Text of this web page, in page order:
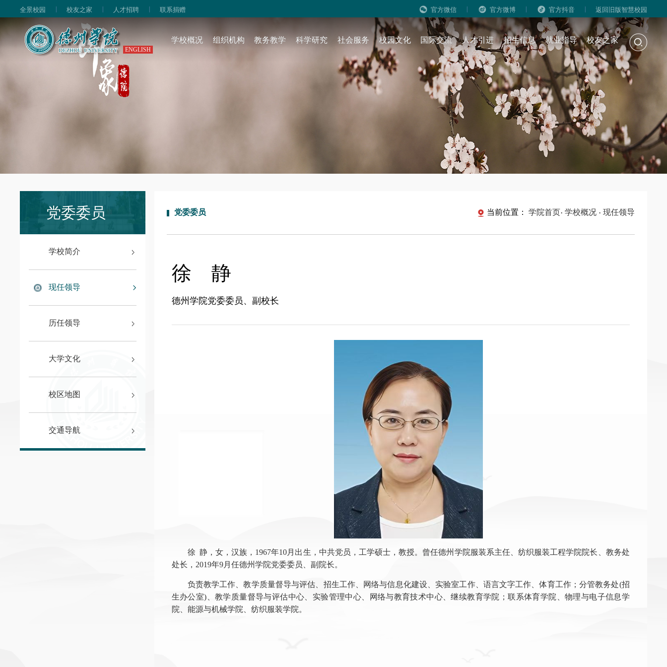
全景校园 | 校友之家 | 人才招聘 | 联系捐赠 官方微信 | 官方微博 | 官方抖音 | 返回旧版智慧校园
ENGLISH
学校概况 组织机构 教务教学 科学研究 社会服务 校园文化 国际交流 人才引进 招生信息 就业指导 校友之家
党委委员
学校简介
现任领导
历任领导
大学文化
校区地图
交通导航
党委委员 当前位置： 学院首页· 学校概况 · 现任领导
徐 静
德州学院党委委员、副校长
徐 静，女，汉族，1967年10月出生，中共党员，工学硕士，教授。曾任德州学院服装系主任、纺织服装工程学院院长、教务处
处长，2019年9月任德州学院党委委员、副院长。
负责教学工作、教学质量督导与评估、招生工作、网络与信息化建设、实验室工作、语言文字工作、体育工作；分管教务处(招
生办公室)、教学质量督导与评估中心、实验管理中心、网络与教育技术中心、继续教育学院；联系体育学院、物理与电子信息学
院、能源与机械学院、纺织服装学院。